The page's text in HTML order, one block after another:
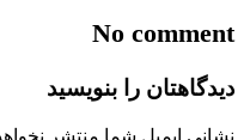
No comment
دیدگاهتان را بنویسید
نشانی ایمیل شما منتشر